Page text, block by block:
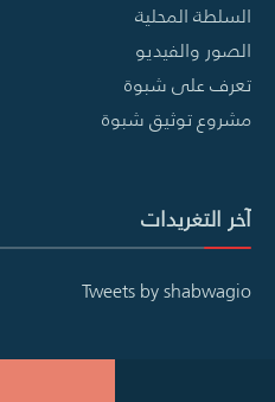
السلطة المحلية
الصور والفيديو
تعرف على شبوة
مشروع توثيق شبوة
آخر التغريدات
Tweets by shabwagio